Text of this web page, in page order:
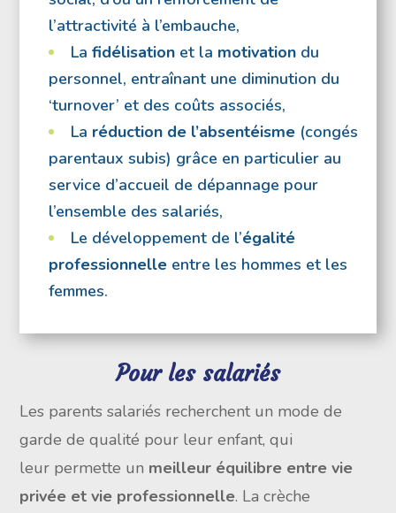
l’attractivité à l’embauche,
Lafidélisation et la motivation du
personnel, entraînant une diminution du
‘turnover’ et des coûts associés,
La réduction de l’absentéisme (congés
parentaux subis) grâce en particulier au
service d’accueil de dépannage pour
l’ensemble des salariés,
Le développement de l’égalité
professionnelle entre les hommes et les
femmes.
Pour les salariés
Les parents salariés recherchent un mode de
garde de qualité pour leur enfant, qui
leur permette un meilleur équilibre entre vie
privée et vie professionnelle. La crèche